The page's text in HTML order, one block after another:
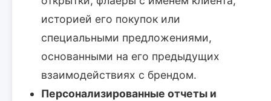
историей его покупок или
специальными предложениями,
основанными на его предыдущих
взаимодействиях с брендом.
Персонализированные отчеты и